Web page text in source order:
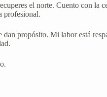
el norte. Cuento con la
profesional.
propósito. Mi labor está